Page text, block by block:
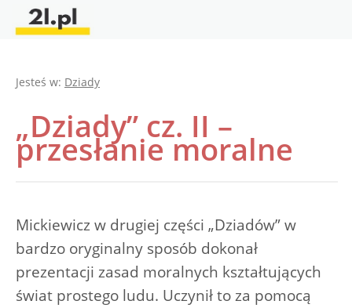
Jesteś w: Dziady
„Dziady” cz. II –
przesłanie moralne
Mickiewicz w drugiej części „Dziadów” w
bardzo oryginalny sposób dokonał
prezentacji zasad moralnych kształtujących
świat prostego ludu. Uczynił to za pomocą